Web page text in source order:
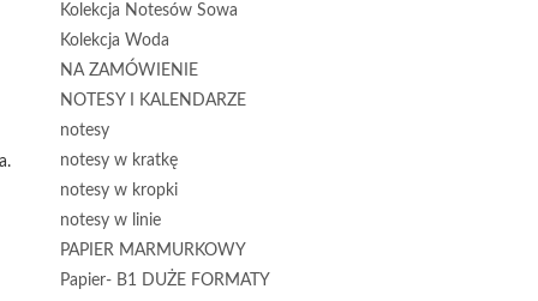
Kolekcja Notesów Sowa
Kolekcja Woda
NA ZAMÓWIENIE
NOTESY I KALENDARZE
notesy
notesy w kratkę
notesy w kropki
notesy w linie
PAPIER MARMURKOWY
Papier- B1 DUŻE FORMATY